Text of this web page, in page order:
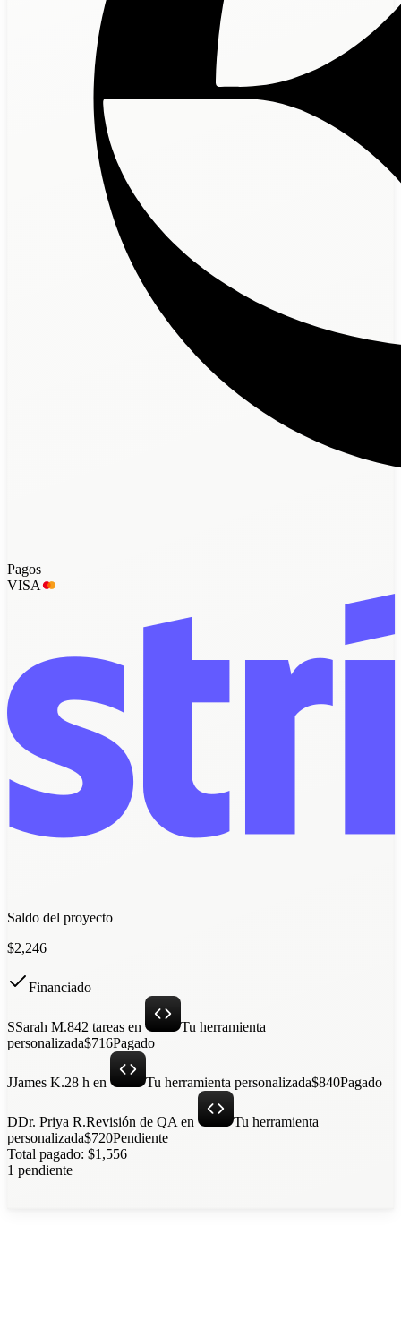
Pagos
VISA
Saldo del proyecto
$2,246
Financiado
SSarah M.842 tareas en
Tu herramienta
personalizada$716Pagado
JJames K.28 h en Tu herramienta personalizada$840Pagado
DDr. Priya R.Revisión de QA en
Tu herramienta
personalizada$720Pendiente
Total pagado: $1,556
1 pendiente